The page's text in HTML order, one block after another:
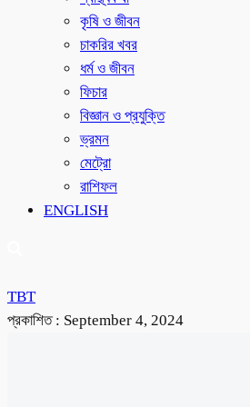
কৃষি ও জীবন
চাকরির খবর
ধর্ম ও জীবন
ফিচার
বিজ্ঞান ও প্রযুক্তি
ভ্রমন
মেট্রো
রাশিফল
ENGLISH
TBT
প্রকাশিত : September 4, 2024